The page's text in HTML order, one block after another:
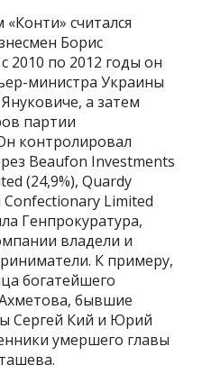
считался
Борис
2010 по 2012 годы он
министра Украины
а затем
партии
контролировал
Beaufon Investments
(24,9%), Quardy
Confectionary Limited
Генпрокуратура,
владели и
К примеру,
богатейшего
бывшие
Сергей Кий и Юрий
умершего главы